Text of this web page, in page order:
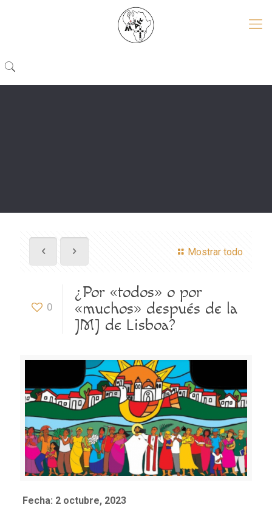
Mostrar todo
0
¿Por «todos» o por
«muchos» después de la
JMJ de Lisboa?
Fecha: 2 octubre, 2023